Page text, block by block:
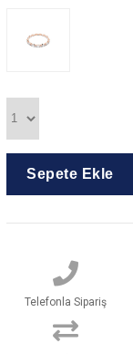
Telefonla Sipariş